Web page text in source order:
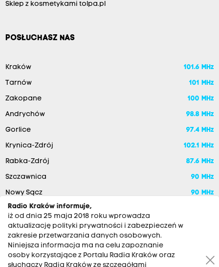
Sklep z kosmetykami tolpa.pl
POSŁUCHASZ NAS
Kraków 101.6 MHz
Tarnów 101 MHz
Zakopane 100 MHz
Andrychów 98.8 MHz
Gorlice 97.4 MHz
Krynica-Zdrój 102.1 MHz
Rabka-Zdrój 87.6 MHz
Szczawnica 90 MHz
Nowy Sącz
90 MHz
Radio Kraków informuje,
iż od dnia 25 maja 2018 roku wprowadza
aktualizację polityki prywatności i zabezpieczeń w
zakresie przetwarzania danych osobowych.
Niniejsza informacja ma na celu zapoznanie
osoby korzystające z Portalu Radia Kraków oraz
słuchaczy Radia Kraków ze szczegółami